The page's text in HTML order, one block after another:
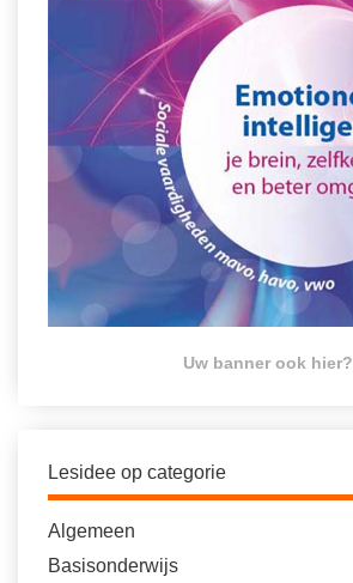
Uw banner ook hier?
Lesidee op categorie
Algemeen
Basisonderwijs